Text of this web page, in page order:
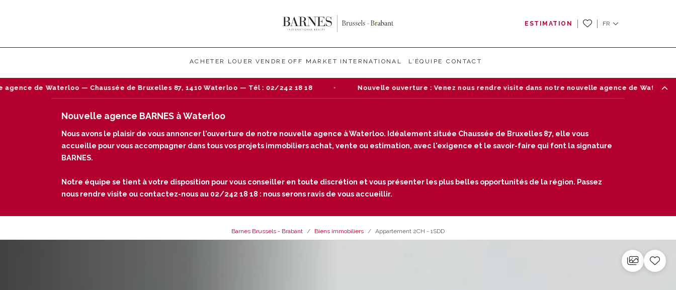
ESTIMATION FR
ACHETER LOUER VENDRE OFF MARKET INTERNATIONAL L’ÉQUIPE CONTACT
de Bruxelles 87, 1410 Waterloo — Tél : 02/242 18 18 Nouvelle ouverture : Venez nous rendre visite dans notre nouvelle agence de Waterloo — Chaussée de
Nouvelle agence BARNES à Waterloo
Nous avons le plaisir de vous annoncer l'ouverture de notre nouvelle agence à Waterloo. Idéalement située Chaussée de Bruxelles 87, elle vous
accueille pour vous accompagner dans tous vos projets immobiliers achat, vente ou estimation, avec l'exigence et le savoir-faire qui font la signature
BARNES.
Notre équipe se tient à votre disposition pour vous conseiller en toute discrétion et vous présenter les plus belles opportunités de la région. Passez
nous rendre visite ou contactez-nous au 02/242 18 18 : nous serons ravis de vous accueillir.
Barnes Brussels - Brabant Biens immobiliers Appartement 2CH - 1SDD